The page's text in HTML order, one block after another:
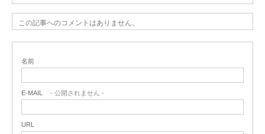
この記事へのコメントはありません。
名前
E-MAIL - 公開されません -
URL